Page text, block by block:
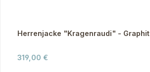
Herrenjacke "Kragenraudi" - Graphit
Regulärer Preis:
319,00 €